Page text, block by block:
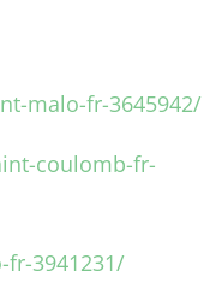
malo-fr-3645942/
coulomb-fr-
3941231/